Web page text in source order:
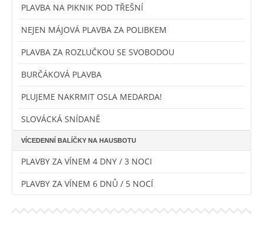
PLAVBA NA PIKNIK POD TŘEŠNÍ
NEJEN MÁJOVÁ PLAVBA ZA POLIBKEM
PLAVBA ZA ROZLUČKOU SE SVOBODOU
BURČÁKOVÁ PLAVBA
PLUJEME NAKRMIT OSLA MEDARDA!
SLOVÁCKÁ SNÍDANĚ
VÍCEDENNÍ BALÍČKY NA HAUSBOTU
PLAVBY ZA VÍNEM 4 DNY / 3 NOCI
PLAVBY ZA VÍNEM 6 DNŮ / 5 NOCÍ